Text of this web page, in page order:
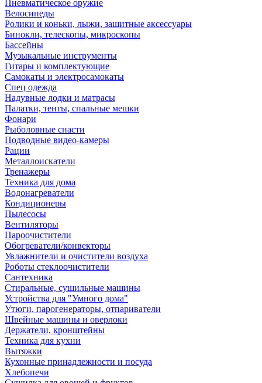
Пневматическое оружие
Велосипеды
Ролики и коньки, лыжи, защитные аксессуары
Бинокли, телескопы, микроскопы
Бассейны
Музыкальные инструменты
Гитары и комплектующие
Самокаты и электросамокаты
Спец одежда
Надувные лодки и матрасы
Палатки, тенты, спальные мешки
Фонари
Рыболовные снасти
Подводные видео-камеры
Рации
Металлоискатели
Тренажеры
Техника для дома
Водонагреватели
Кондиционеры
Пылесосы
Вентиляторы
Пароочистители
Обогреватели/конвекторы
Увлажнители и очистители воздуха
Роботы стеклоочистители
Сантехника
Стиральные, сушильные машины
Устройства для "Умного дома"
Утюги, парогенераторы, отпариватели
Швейные машины и оверлоки
Держатели, кронштейны
Техника для кухни
Вытяжки
Кухонные принадлежности и посуда
Хлебопечи